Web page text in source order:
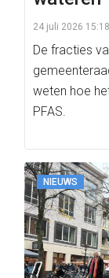
24 juli 2026 15:18
De fracties
weten hoe
PFAS.
NIEUWS